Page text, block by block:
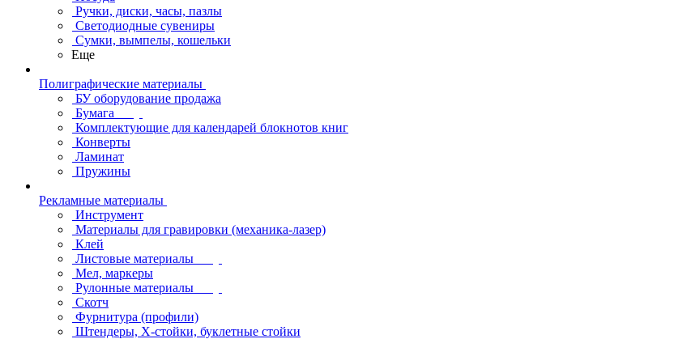
Ручки, диски, часы, пазлы
Светодиодные сувениры
Сумки, вымпелы, кошельки
Еще
Полиграфические материалы
БУ оборудование продажа
Бумага
Комплектующие для календарей блокнотов книг
Конверты
Ламинат
Пружины
Рекламные материалы
Инструмент
Материалы для гравировки (механика-лазер)
Клей
Листовые материалы
Мел, маркеры
Рулонные материалы
Скотч
Фурнитура (профили)
Штендеры, Х-стойки, буклетные стойки